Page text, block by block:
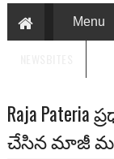
Raja
చేసిన మాజీ